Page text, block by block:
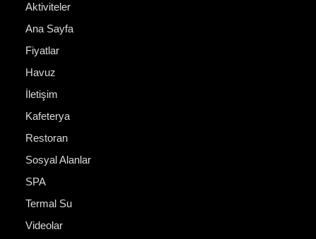
Aktiviteler
Ana Sayfa
Fiyatlar
Havuz
İletişim
Kafeterya
Restoran
Sosyal Alanlar
SPA
Termal Su
Videolar